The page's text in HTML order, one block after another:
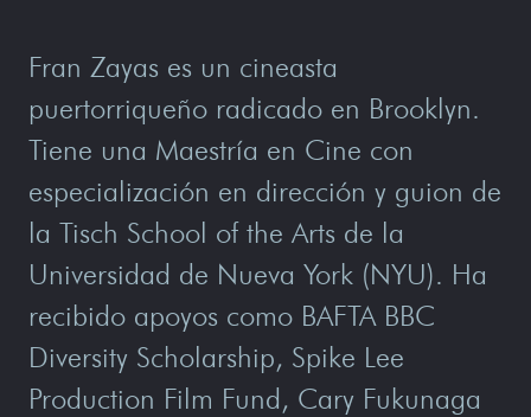
Fran Zayas es un cineasta
puertorriqueño radicado en Brooklyn.
Tiene una Maestría en Cine con
especialización en dirección y guion de
la Tisch School of the Arts de la
Universidad de Nueva York (NYU). Ha
recibido apoyos como BAFTA BBC
Diversity Scholarship, Spike Lee
Production Film Fund, Cary Fukunaga